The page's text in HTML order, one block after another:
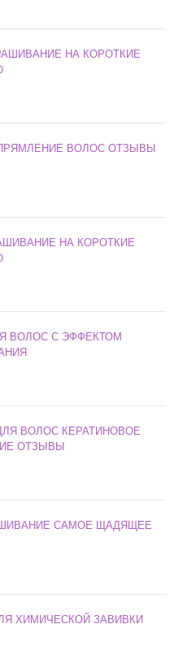
НА КОРОТКИЕ
ВОЛОС ОТЗЫВЫ
НА КОРОТКИЕ
ВОЛОС С ЭФФЕКТОМ
ВОЛОС КЕРАТИНОВОЕ
ОТЗЫВЫ
САМОЕ ЩАДЯЩЕЕ
ХИМИЧЕСКОЙ ЗАВИВКИ